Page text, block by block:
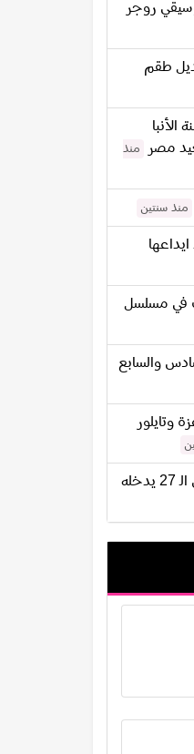
روجر
طقم
مصر
منذ
منذ سنتين
في مسلسل
والسابع
وتايلور
عيد ميلاد عضو فريق BTS بارك جيمين الـ 27 يدخله